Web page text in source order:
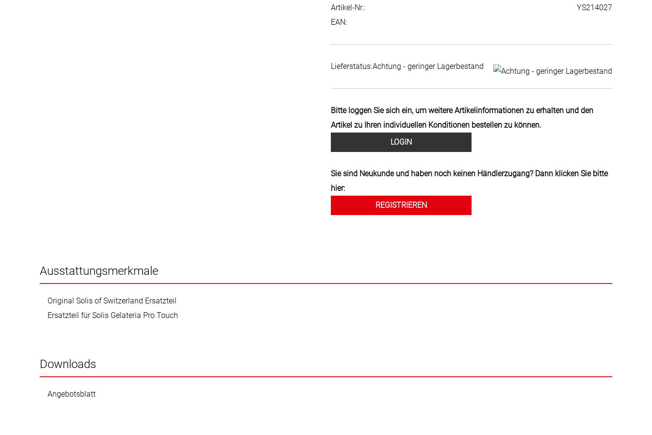
Artikel-Nr.:
YS214027
EAN:
Lieferstatus:Achtung - geringer Lagerbestand
Bitte loggen Sie sich ein, um weitere Artikelinformationen zu erhalten und den
Artikel zu Ihren individuellen Konditionen bestellen zu können.
LOGIN
Sie sind Neukunde und haben noch keinen Händlerzugang? Dann klicken Sie bitte
hier:
REGISTRIEREN
Ausstattungsmerkmale
Original Solis of Switzerland Ersatzteil
Ersatzteil für Solis Gelateria Pro Touch
Downloads
Angebotsblatt